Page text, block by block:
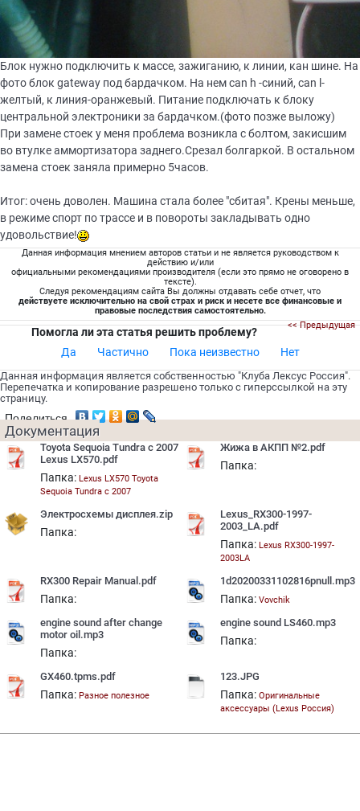
Блок нужно подключить к массе, зажиганию, к линии, кан шине. На
фото блок gateway под бардачком. На нем can h -синий, can l-
желтый, к линия-оранжевый. Питание подключать к блоку
центральной электроники за бардачком.(фото позже выложу)
При замене стоек у меня проблема возникла с болтом, закисшим
во втулке аммортизатора заднего.Срезал болгаркой. В остальном
замена стоек заняла примерно 5часов.
Итог: очень доволен. Машина стала более "сбитая". Крены меньше,
в режиме спорт по трассе и в повороты закладывать одно
удовольствие!
Данная информация мнением авторов статьи и не является руководством к
действию и/или
официальными рекомендациями производителя (если это прямо не оговорено в
тексте).
Следуя рекомендациям сайта Вы должны отдавать себе отчет, что
действуете исключительно на свой страх и риск и несете все финансовые и
правовые последствия самостоятельно.
<< Предыдущая
Помогла ли эта статья решить проблему?
Да
Частично Пока неизвестно Нет
Данная информация является собственностью "Клуба Лексус Россия".
Перепечатка и копирование разрешено только с гиперссылкой на эту
страницу.
Поделиться
Документация
Toyota Sequoia Tundra c 2007
Lexus LX570.pdf
Папка: Lexus LX570 Toyota
Sequoia Tundra c 2007
Жижа в АКПП №2.pdf
Папка:
Электросхемы дисплея.zip
Папка:
Lexus_RX300-1997-
2003_LA.pdf
Папка: Lexus RX300-1997-
2003LA
RX300 Repair Manual.pdf
Папка:
1d20200331102816pnull.mp3
Папка: Vovchik
engine sound after change
motor oil.mp3
Папка:
engine sound LS460.mp3
Папка:
GX460.tpms.pdf
Папка: Разное полезное
123.JPG
Папка: Оригинальные
аксессуары (Lexus Россия)